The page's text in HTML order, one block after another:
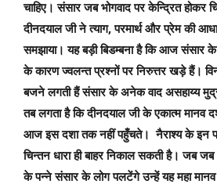
चाहिए। संसार जब भोगवाद पर केन्द्रित होकर
दीनदयाल जी ने त्याग,परमार्थ और प्रेम की
समझाया। यह बड़ी बिडम्बना है कि आज संसार
के कारण ज्वलन्त प्रश्नों पर निरुत्तर खड़े हैं।
बजने लगती हैं संसार के अनेक वाद असहाय्य
तब लगता है कि दीनदयाल जी के एकात्म मानव
आज इस दशा तक नहीं पहुँचते। नैराश्य के इन
चिन्तन धारा ही बाहर निकाल सकती है। जब
के पन्ने संसार के लोग पलटेंगे उन्हें यह महा मानव